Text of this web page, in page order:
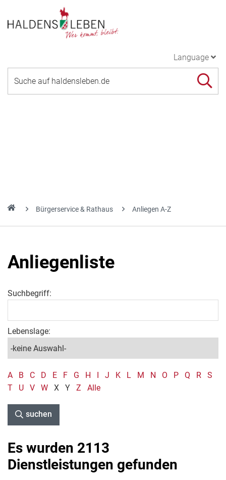
Language
Bürgerservice & Rathaus Anliegen A-Z
Anliegenliste
Suchbegriff:
Lebenslage:
A B C D E F G H I J K L M N O P Q R
S
T
U V W X Y Z Alle
suchen
Es wurden 2113
Dienstleistungen gefunden